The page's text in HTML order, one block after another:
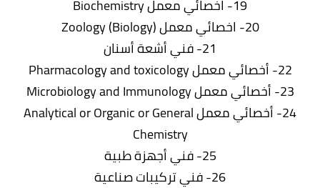
19- اخصائي معمل Biochemistry
20- اخصائي معمل Zoology (Biology)
21- فني أشعة أسنان
22- أخصائي معمل Pharmacology and toxicology
23- أخصائي معمل Microbiology and Immunology
24- أخصائي معمل Analytical or Organic or General
Chemistry
25- فني أجهزة طبية
26- فني تركيبات صناعية